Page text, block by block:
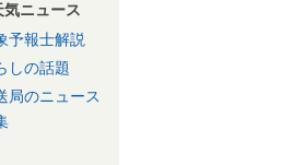
気ニュース
予報士解説
しの話題
局のニュース